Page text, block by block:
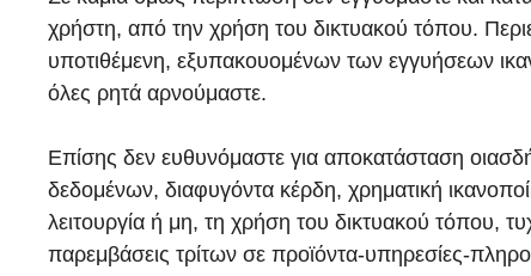
χρήστη, από την χρήση του δικτυακού τόπου.
υποτιθέμενη, εξυπακουομένων των εγγυήσεων
όλες ρητά αρνούμαστε.
Επίσης δεν ευθυνόμαστε για αποκατάσταση
δεδομένων, διαφυγόντα κέρδη, χρηματική
λειτουργία ή μη, τη χρήση του δικτυακού τόπου,
παρεμβάσεις τρίτων σε προϊόντα-υπηρεσίες-